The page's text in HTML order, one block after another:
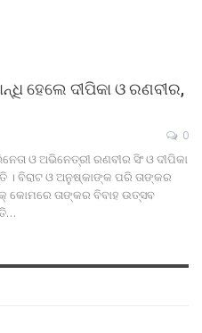
ହେଲେ ଦୀପିକା ଓ ରଣବୀର,
0
ଓ ଅଭିନେତ୍ରୀ ରଣବୀର ସିଂ ଓ ଦୀପିକା
। ବିରାଟ ଓ ଅନୁଷ୍କାଙ୍କ ପରି ତାଙ୍କର
କୋମରେ ତାଙ୍କର ବିବାହ ଉତ୍ସବ